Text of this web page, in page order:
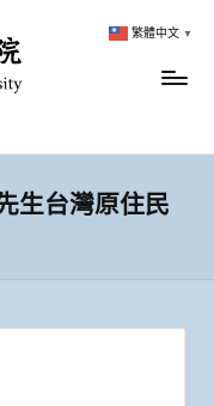
生台灣原住民
繁體中文 ▼